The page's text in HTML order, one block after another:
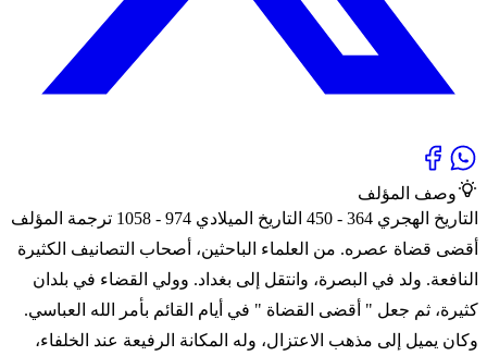
وصف المؤلف
التاريخ الهجري 364 - 450 التاريخ الميلادي 974 - 1058 ترجمة المؤلف
أقضى قضاة عصره. من العلماء الباحثين، أصحاب التصانيف الكثيرة
النافعة. ولد في البصرة، وانتقل إلى بغداد. وولي القضاء في بلدان
كثيرة، ثم جعل " أقضى القضاة " في أيام القائم بأمر الله العباسي.
وكان يميل إلى مذهب الاعتزال، وله المكانة الرفيعة عند الخلفاء،